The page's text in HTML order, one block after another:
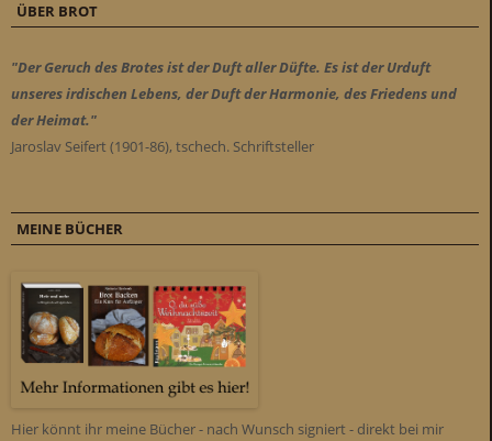
ÜBER BROT
"Der Geruch des Brotes ist der Duft aller Düfte. Es ist der Urduft
unseres irdischen Lebens, der Duft der Harmonie, des Friedens und
der Heimat."
Jaroslav Seifert (1901-86), tschech. Schriftsteller
MEINE BÜCHER
Hier könnt ihr meine Bücher - nach Wunsch signiert - direkt bei mir